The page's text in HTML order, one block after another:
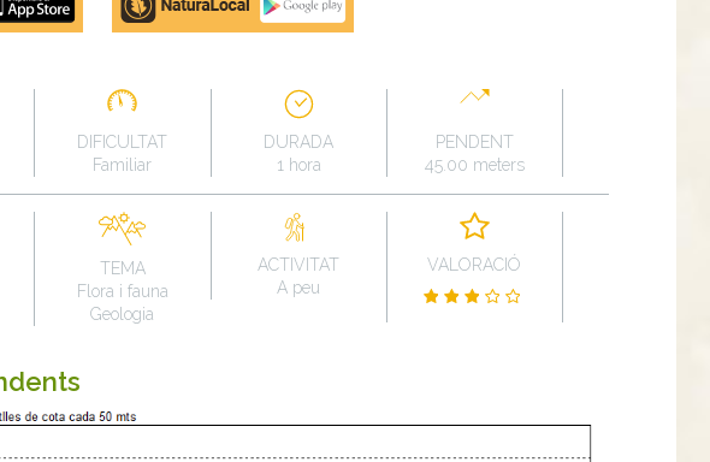
Play
DIFICULTAT
Familiar
DURADA
1 hora
PENDENT
45.00 meters
TEMA
Flora i fauna
Geologia
ACTIVITAT
A peu
VALORACIÓ